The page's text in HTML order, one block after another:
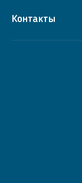
Контакты